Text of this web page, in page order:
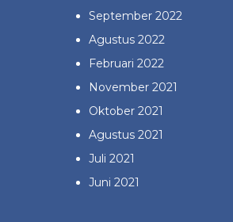
September 2022
Agustus 2022
Februari 2022
November 2021
Oktober 2021
Agustus 2021
Juli 2021
Juni 2021